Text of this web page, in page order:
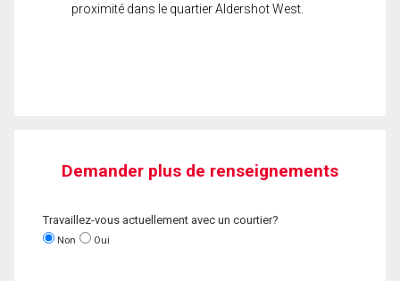
proximité dans le quartier Aldershot West.
Demander plus de renseignements
Travaillez-vous actuellement avec un courtier?
Non Oui